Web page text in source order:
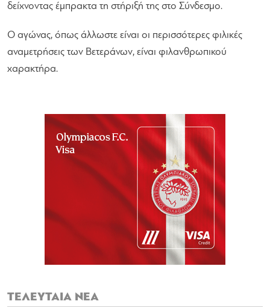
δείχνοντας έμπρακτα τη στήριξή της στο Σύνδεσμο.
Ο αγώνας, όπως άλλωστε είναι οι περισσότερες φιλικές
αναμετρήσεις των Βετεράνων, είναι φιλανθρωπικού
χαρακτήρα.
ΤΕΛΕΥΤΑΙΑ ΝΕΑ